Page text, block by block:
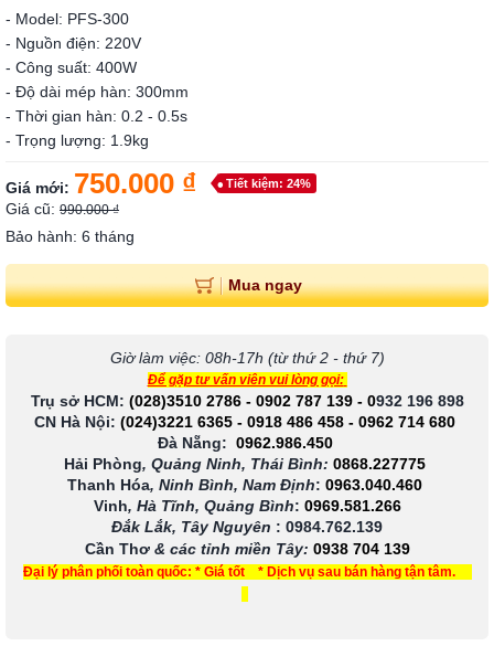
- Model: PFS-300
- Nguồn điện: 220V
- Công suất: 400W
- Độ dài mép hàn: 300mm
- Thời gian hàn: 0.2 - 0.5s
- Trọng lượng: 1.9kg
Giá mới: 750.000 ₫ Tiết kiệm: 24%
Giá cũ: 990.000 ₫
Bảo hành: 6 tháng
Mua ngay
Giờ làm việc: 08h-17h (từ thứ 2 - thứ 7)
Để gặp tư vấn viên vui lòng gọi:
Trụ sở HCM: (028)3510 2786 - 0902 787 139- 0932 196 898
CN Hà Nội: (024)3221 6365 - 0918 486 458 - 0962 714 680
Đà Nẵng: 0962.986.450
Hải Phòng, Quảng Ninh, Thái Bình: 0868.227775
Thanh Hóa, Ninh Bình, Nam Định: 0963.040.460
Vinh, Hà Tĩnh, Quảng Bình: 0969.581.266
Đắk Lắk, Tây Nguyên : 0984.762.139
Cần Thơ & các tỉnh miền Tây: 0938 704 139
Đại lý phân phối toàn quốc: * Giá tốt * Dịch vụ sau bán hàng tận tâm.